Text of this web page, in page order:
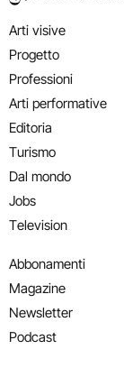
Arti visive
Progetto
Professioni
Arti performative
Editoria
Turismo
Dal mondo
Jobs
Television
Abbonamenti
Magazine
Newsletter
Podcast